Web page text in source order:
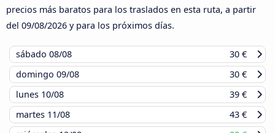
precios más baratos para los traslados en esta ruta, a partir
del 09/08/2026 y para los próximos días.
sábado 08/08
30 €
domingo 09/08
30 €
lunes 10/08
39 €
martes 11/08
43 €